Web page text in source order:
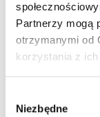
Partnerzy mogą
otrzymanymi od
korzystania z ich
zgody
Niezbędne